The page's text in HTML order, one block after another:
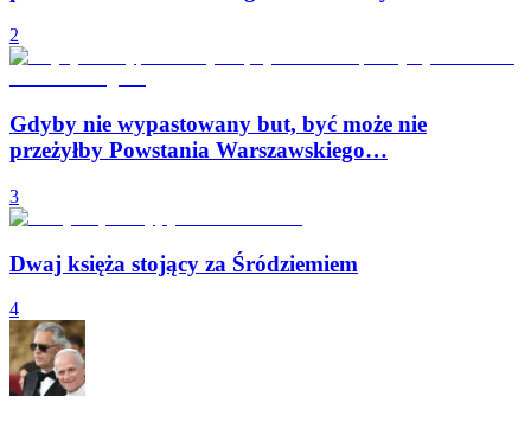
2
Gdyby nie wypastowany but, być może nie
przeżyłby Powstania Warszawskiego…
3
Dwaj księża stojący za Śródziemiem
4